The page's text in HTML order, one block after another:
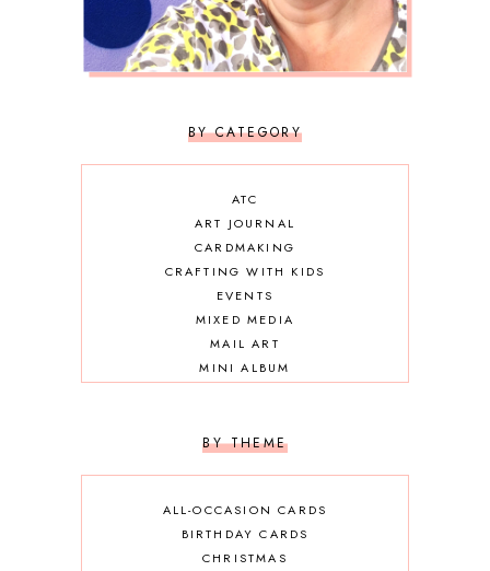
BY CATEGORY
ATC
ART JOURNAL
CARDMAKING
CRAFTING WITH KIDS
EVENTS
MIXED MEDIA
MAIL ART
MINI ALBUM
BY THEME
ALL-OCCASION CARDS
BIRTHDAY CARDS
CHRISTMAS